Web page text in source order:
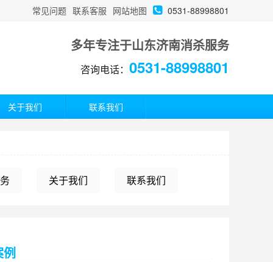
常见问题 联系客服 网站地图 0531-88998801
多年专注于山东济南消杀服务
咨询电话： 0531-88998801
关于我们 联系我们
关于我们 联系我们
例